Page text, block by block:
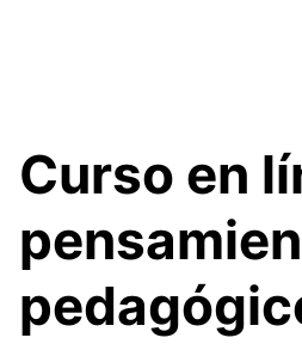
Curso en